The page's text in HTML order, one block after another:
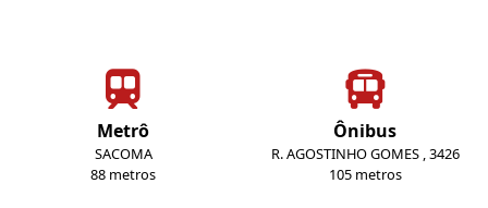
Metrô
SACOMA
88 metros
Ônibus
R. AGOSTINHO GOMES , 3426
105 metros